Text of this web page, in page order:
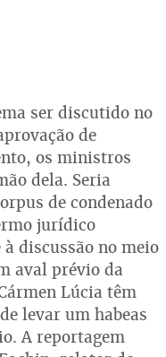
ser discutido no
de
os ministros
dela. Seria
de condenado
jurídico
discussão no meio
aval prévio da
Lúcia têm
levar um habeas
A reportagem